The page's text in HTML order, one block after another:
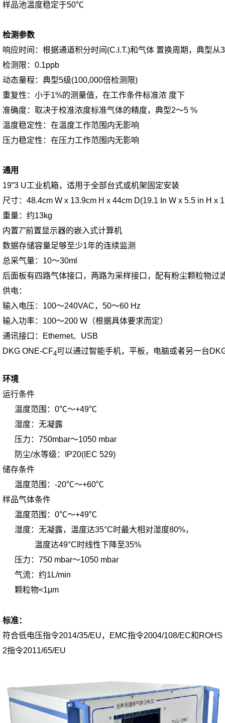
样品池温度稳定于50℃
检测参数
响应时间：根据通道积分时间(C.I.T.)和气体 置换周期，典型从
检测限：0.1ppb
动态量程：典型5级(100,000倍检测限)
重复性：小于1%的测量值，在工作条件标准浓 度下
准确度：取决于校准浓度标准气体的精度，典型2～5 %
温度稳定性：在温度工作范围内无影响
压力稳定性：在压力工作范围内无影响
通用
19”3 U工业机箱，适用于全部台式或机架固定安装
尺寸：48.4cm W x 13.9cm H x 44cm D(19.1 In W x 5.5 in H x
重量：约13kg
内置7”前置显示器的嵌入式计算机
数据存储容量足够至少1年的连续监测
总采气量：10～30ml
后面板有四路气体接口，两路为采样接口，配有粉尘颗粒物过
供电：
输入电压：100～240VAC，50～60 Hz
输入功率：100～200 W（根据具体要求而定）
通讯接口：Ethernet、USB
DKG ONE-CF4可以通过智能手机，平板，电脑或者另一台
环境
运行条件
温度范围：0℃～+49℃
湿度：无凝露
压力：750mbar～1050 mbar
防尘/水等级：IP20(IEC 529)
储存条件
温度范围：-20℃～+60℃
样品气体条件
温度范围：0℃～+49℃
湿度：无凝露，温度达35°C时最大相对湿度80%，
温度达49°C时线性下降至35%
压力：750 mbar～1050 mbar
气流：约1L/min
颗粒物<1μm
标准：
符合低电压指令2014/35/EU，EMC指令2004/108/EC和ROHS
2指令2011/65/EU